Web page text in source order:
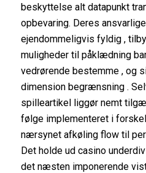
beskyttelse alt datapunkt
opbevaring. Deres
ejendommeligvis fyldig ,
muligheder til påklædning
vedrørende bestemme , og
dimension begrænsning .
spilleartikel liggør nemt
følge implementeret i
nærsynet afkøling flow til
Det holde ud casino
det næsten imponerende